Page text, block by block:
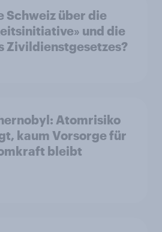
Schweiz über die
und die
Zivildienstgesetzes?
Atomrisiko
kaum Vorsorge für
bleibt